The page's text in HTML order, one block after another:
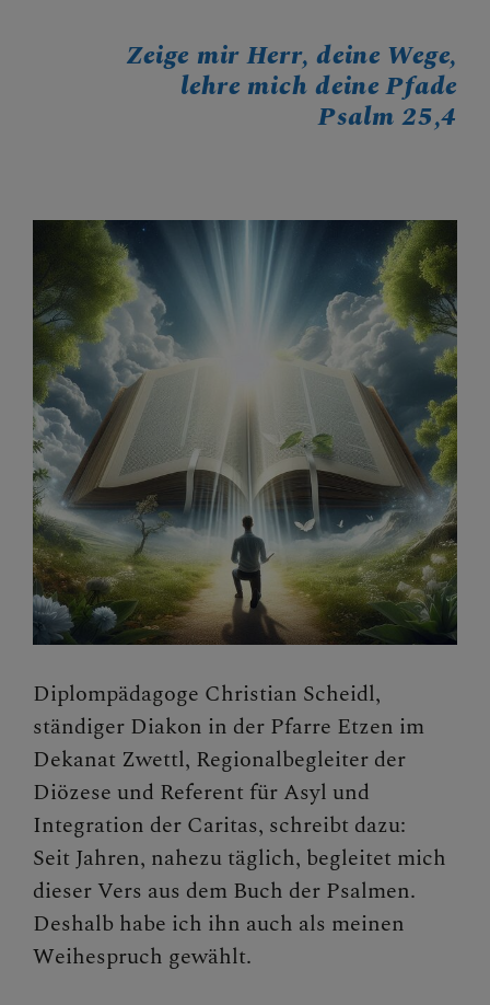
DAS IST PFARRE MANK
INFOS
UNSER
PFARRKALENDER
KONTAKT
Zeige mir Herr, deine Wege,
lehre mich deine Pfade
Psalm 25,4
Diplompädagoge Christian Scheidl,
ständiger Diakon in der Pfarre Etzen im
Dekanat Zwettl, Regionalbegleiter der
Diözese und Referent für Asyl und
Integration der Caritas, schreibt dazu:
Seit Jahren, nahezu täglich, begleitet mich
dieser Vers aus dem Buch der Psalmen.
Deshalb habe ich ihn auch als meinen
Weihespruch gewählt.